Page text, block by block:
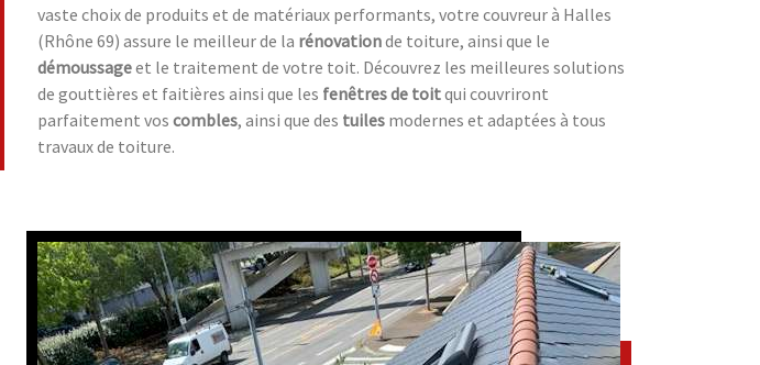
vaste choix de produits et de matériaux performants, votre couvreur à Halles
(Rhône 69) assure le meilleur de la rénovationde toiture, ainsi que le
démoussageet le traitement de votre toit. Découvrez les meilleures solutions
de gouttières et faitières ainsi que les fenêtres de toitqui couvriront
parfaitement vos combles, ainsi que des tuiles modernes et adaptées à tous
travaux de toiture.